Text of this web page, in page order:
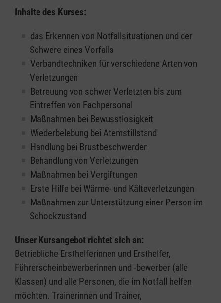
Inhalte des Kurses:
das Erkennen von Notfallsituationen und der
Schwere eines Vorfalls
Verbandtechniken für verschiedene Arten von
Verletzungen
Betreuung von schwer Verletzten bis zum
Eintreffen von Fachpersonal
Maßnahmen bei Bewusstlosigkeit
Wiederbelebung bei Atemstillstand
Handlung bei Brustbeschwerden
Behandlung von Verletzungen
Maßnahmen bei Vergiftungen
Erste Hilfe bei Wärme- und Kälteverletzungen
Maßnahmen zur Unterstützung einer Person im
Schockzustand
Unser Kursangebot richtet sich an:
Betriebliche Ersthelferinnen und Ersthelfer,
Führerscheinbewerberinnen und -bewerber (alle
Klassen) und alle Personen, die im Notfall helfen
möchten. Trainerinnen und Trainer,